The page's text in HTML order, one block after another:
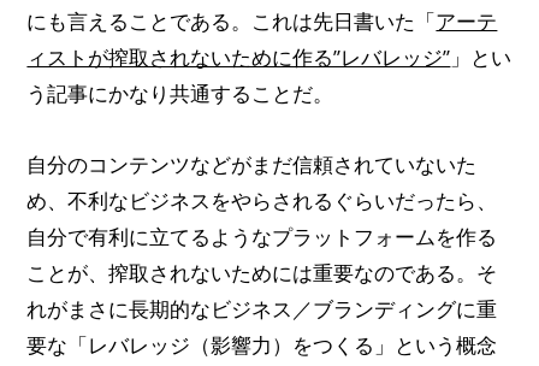
にも言えることである。これは先日書いた「アーテ
ィストが搾取されないために作る”レバレッジ” 」とい
う記事にかなり共通することだ。
自分のコンテンツなどがまだ信頼されていないた
め、不利なビジネスをやらされるぐらいだったら、
自分で有利に立てるようなプラットフォームを作る
ことが、搾取されないためには重要なのである。そ
れがまさに長期的なビジネス／ブランディングに重
要な「レバレッジ（影響力）をつくる」という概念